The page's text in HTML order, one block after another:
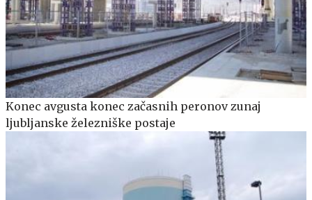
Konec avgusta konec začasnih peronov zunaj
ljubljanske železniške postaje